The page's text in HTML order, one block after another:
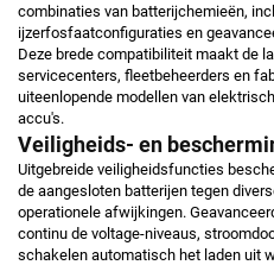
combinaties van batterijchemieën,
ijzerfosfaatconfiguraties en
Deze brede compatibiliteit maakt de
servicecenters, fleetbeheerders en
uiteenlopende modellen van
accu's.
Veiligheids- en
Uitgebreide veiligheidsfuncties
de aangesloten batterijen tegen
operationele afwijkingen.
continu de voltage-niveaus,
schakelen automatisch het laden uit